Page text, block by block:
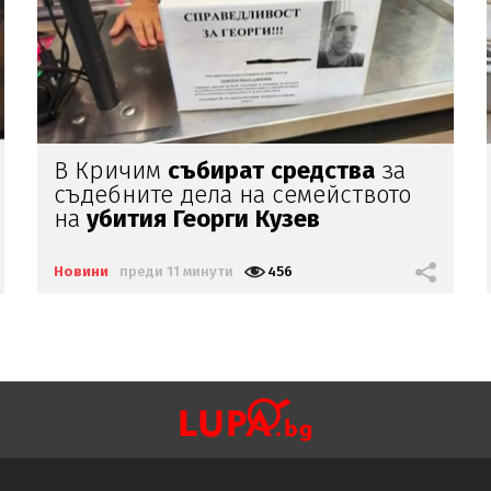
Трима загиналиидевет ранени
прируски атаки в Източна
Украйна
Новини преди 18 минути 386